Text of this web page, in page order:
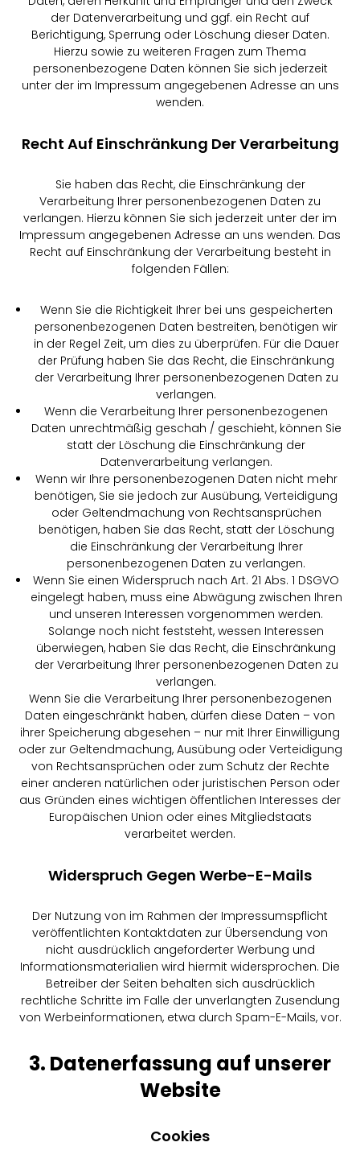
der Datenverarbeitung und ggf. ein Recht auf
Berichtigung, Sperrung oder Löschung dieser Daten.
Hierzu sowie zu weiteren Fragen zum Thema
personenbezogene Daten können Sie sich jederzeit
unter der im Impressum angegebenen Adresse an uns
wenden.
Recht Auf Einschränkung Der Verarbeitung
Sie haben das Recht, die Einschränkung der
Verarbeitung Ihrer personenbezogenen Daten zu
verlangen. Hierzu können Sie sich jederzeit unter der im
Impressum angegebenen Adresse an uns wenden. Das
Recht auf Einschränkung der Verarbeitung besteht in
folgenden Fällen:
Wenn Sie die Richtigkeit Ihrer bei uns gespeicherten
personenbezogenen Daten bestreiten, benötigen wir
in der Regel Zeit, um dies zu überprüfen. Für die Dauer
der Prüfung haben Sie das Recht, die Einschränkung
der Verarbeitung Ihrer personenbezogenen Daten zu
verlangen.
Wenn die Verarbeitung Ihrer personenbezogenen
Daten unrechtmäßig geschah / geschieht, können Sie
statt der Löschung die Einschränkung der
Datenverarbeitung verlangen.
Wenn wir Ihre personenbezogenen Daten nicht mehr
benötigen, Sie sie jedoch zur Ausübung, Verteidigung
oder Geltendmachung von Rechtsansprüchen
benötigen, haben Sie das Recht, statt der Löschung
die Einschränkung der Verarbeitung Ihrer
personenbezogenen Daten zu verlangen.
Wenn Sie einen Widerspruch nach Art. 21 Abs. 1 DSGVO
eingelegt haben, muss eine Abwägung zwischen Ihren
und unseren Interessen vorgenommen werden.
Solange noch nicht feststeht, wessen Interessen
überwiegen, haben Sie das Recht, die Einschränkung
der Verarbeitung Ihrer personenbezogenen Daten zu
verlangen.
Wenn Sie die Verarbeitung Ihrer personenbezogenen
Daten eingeschränkt haben, dürfen diese Daten – von
ihrer Speicherung abgesehen – nur mit Ihrer Einwilligung
oder zur Geltendmachung, Ausübung oder Verteidigung
von Rechtsansprüchen oder zum Schutz der Rechte
einer anderen natürlichen oder juristischen Person oder
aus Gründen eines wichtigen öffentlichen Interesses der
Europäischen Union oder eines Mitgliedstaats
verarbeitet werden.
Widerspruch Gegen Werbe-E-Mails
Der Nutzung von im Rahmen der Impressumspflicht
veröffentlichten Kontaktdaten zur Übersendung von
nicht ausdrücklich angeforderter Werbung und
Informationsmaterialien wird hiermit widersprochen. Die
Betreiber der Seiten behalten sich ausdrücklich
rechtliche Schritte im Falle der unverlangten Zusendung
von Werbeinformationen, etwa durch Spam-E-Mails, vor.
3. Datenerfassung auf unserer
Website
Cookies